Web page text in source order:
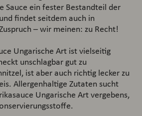
Sauce ein fester Bestandteil der
findet seitdem auch in
– wir meinen: zu Recht!
Ungarische Art ist vielseitig
unschlagbar gut zu
ist aber auch richtig lecker zu
Allergenhaltige Zutaten sucht
Ungarische Art vergebens,